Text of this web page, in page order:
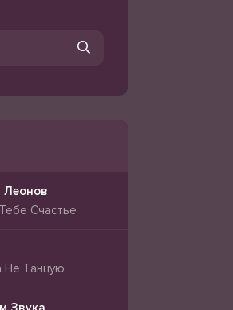
Леонов
Счастье
Не Танцую